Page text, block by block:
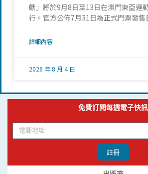
獻」將於9月8日至13日在澳門東亞運
行。官方公佈7月31日為正式門票發售
詳細內容
2026 年 8 月 4 日
免費訂閱每週電子快訊
註冊